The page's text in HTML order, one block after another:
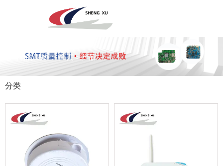
深圳市圣旭电子科技有限公司，主营SMT贴片、DIP插件、组装来料
加工及代工代料PCBA业务！欢迎咨询！
PCBA一站式服务商
您当前的位置 ： 首 页>产品
分类